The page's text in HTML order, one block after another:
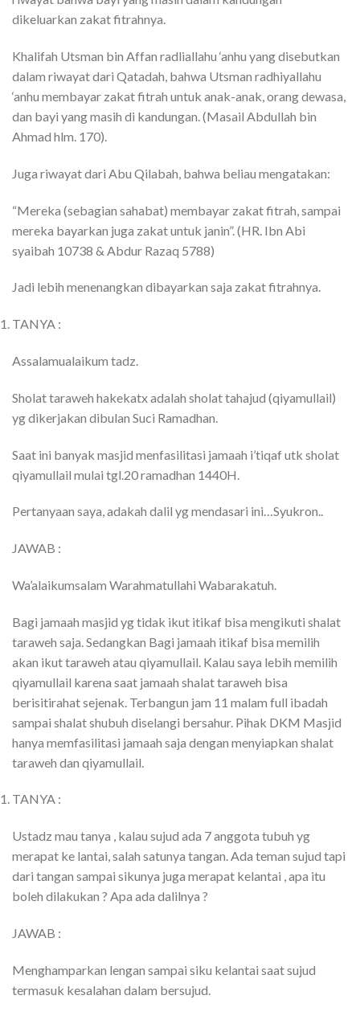
dikeluarkan zakat fitrahnya.
Khalifah Utsman bin Affan radliallahu ‘anhu yang disebutkan
dalam riwayat dari Qatadah, bahwa Utsman radhiyallahu
‘anhu membayar zakat fitrah untuk anak-anak, orang dewasa,
dan bayi yang masih di kandungan. (Masail Abdullah bin
Ahmad hlm. 170).
Juga riwayat dari Abu Qilabah, bahwa beliau mengatakan:
“Mereka (sebagian sahabat) membayar zakat fitrah, sampai
mereka bayarkan juga zakat untuk janin”. (HR. Ibn Abi
syaibah 10738 & Abdur Razaq 5788)
Jadi lebih menenangkan dibayarkan saja zakat fitrahnya.
TANYA :
Assalamualaikum tadz.
Sholat taraweh hakekatx adalah sholat tahajud (qiyamullail)
yg dikerjakan dibulan Suci Ramadhan.
Saat ini banyak masjid menfasilitasi jamaah i’tiqaf utk sholat
qiyamullail mulai tgl.20 ramadhan 1440H.
Pertanyaan saya, adakah dalil yg mendasari ini…Syukron..
JAWAB :
Wa’alaikumsalam Warahmatullahi Wabarakatuh.
Bagi jamaah masjid yg tidak ikut itikaf bisa mengikuti shalat
taraweh saja. Sedangkan Bagi jamaah itikaf bisa memilih
akan ikut taraweh atau qiyamullail. Kalau saya lebih memilih
qiyamullail karena saat jamaah shalat taraweh bisa
berisitirahat sejenak. Terbangun jam 11 malam full ibadah
sampai shalat shubuh diselangi bersahur. Pihak DKM Masjid
hanya memfasilitasi jamaah saja dengan menyiapkan shalat
taraweh dan qiyamullail.
TANYA :
Ustadz mau tanya , kalau sujud ada 7 anggota tubuh yg
merapat ke lantai, salah satunya tangan. Ada teman sujud tapi
dari tangan sampai sikunya juga merapat kelantai , apa itu
boleh dilakukan ? Apa ada dalilnya ?
JAWAB :
Menghamparkan lengan sampai siku kelantai saat sujud
termasuk kesalahan dalam bersujud.